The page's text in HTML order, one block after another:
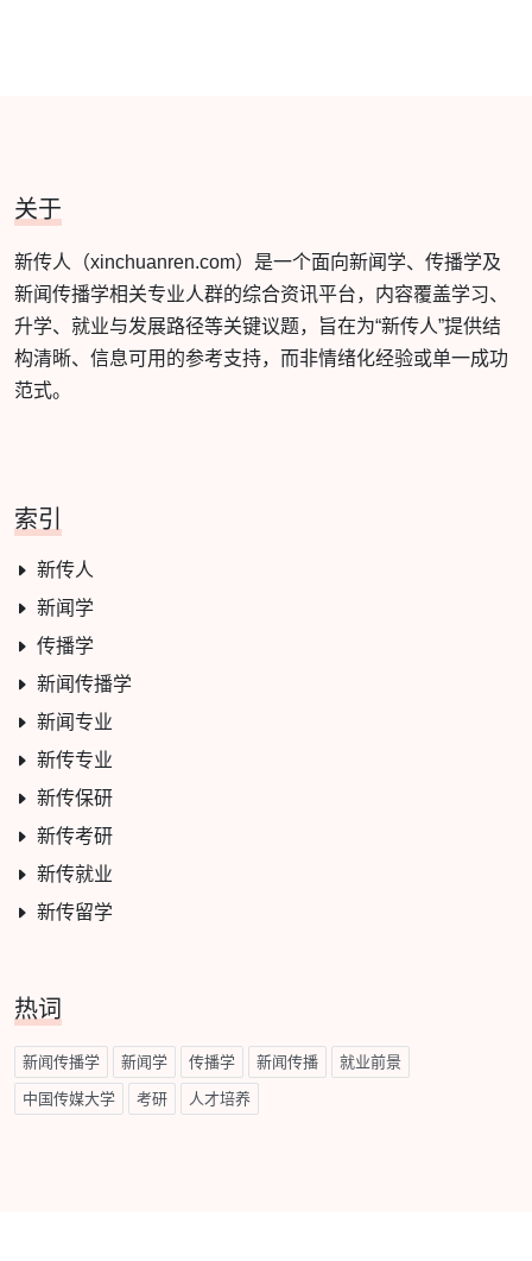
关于
新传人（xinchuanren.com）是一个面向新闻学、传播学及
新闻传播学相关专业人群的综合资讯平台，内容覆盖学习、
升学、就业与发展路径等关键议题，旨在为“新传人”提供结
构清晰、信息可用的参考支持，而非情绪化经验或单一成功
范式。
索引
新传人
新闻学
传播学
新闻传播学
新闻专业
新传专业
新传保研
新传考研
新传就业
新传留学
热词
新闻传播学 新闻学 传播学 新闻传播 就业前景
中国传媒大学 考研 人才培养